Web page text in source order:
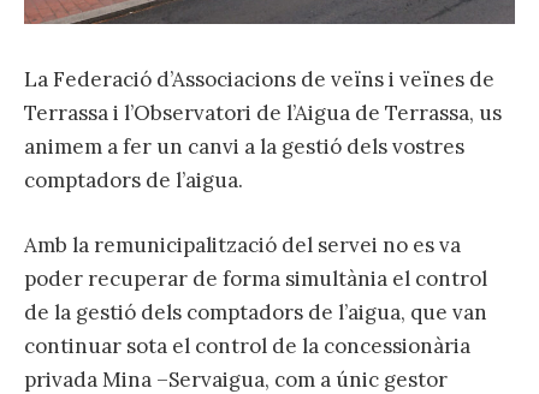
La Federació d’Associacions de veïns i veïnes de
Terrassa i l’Observatori de l’Aigua de Terrassa, us
animem a fer un canvi a la gestió dels vostres
comptadors de l’aigua.
Amb la remunicipalització del servei no es va
poder recuperar de forma simultània el control
de la gestió dels comptadors de l’aigua, que van
continuar sota el control de la concessionària
privada Mina –Servaigua, com a únic gestor